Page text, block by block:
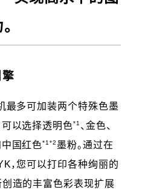
最多可加装两个特殊色墨
可以选择透明色*1 、金色、
中国红色*1*2 墨粉。通过在
，您可以打印各种绚丽的
创造的丰富色彩表现扩展